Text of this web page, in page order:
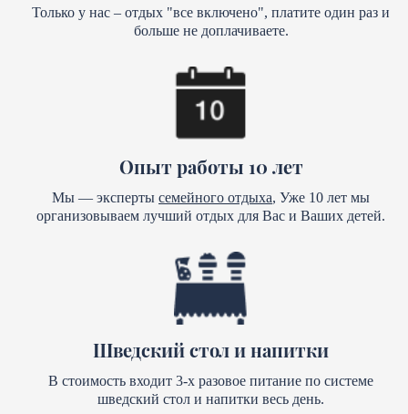
Только у нас – отдых "все включено", платите один раз и
больше не доплачиваете.
Опыт работы 10 лет
Мы — эксперты семейного отдыха, Уже 10 лет мы
организовываем лучший отдых для Вас и Ваших детей.
Шведский стол и напитки
В стоимость входит 3-х разовое питание по системе
шведский стол и напитки весь день.